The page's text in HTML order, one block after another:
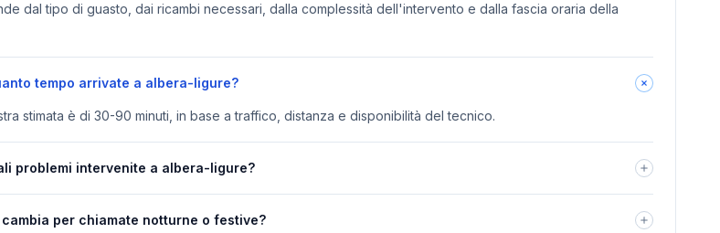
dal tipo di guasto, dai ricambi necessari, dalla complessità dell'intervento e dalla fascia oraria della
tempo arrivate a albera-ligure?
stimata è di 30-90 minuti, in base a traffico, distanza e disponibilità del tecnico.
problemi intervenite a albera-ligure?
per chiamate notturne o festive?